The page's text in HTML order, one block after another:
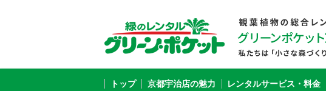
トップ 京都宇治店の魅力 レンタルサービス・料金